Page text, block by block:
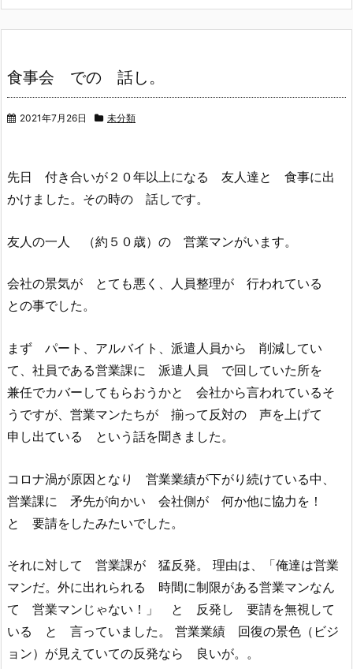
食事会 での 話し。
2021年7月26日 未分類
先日 付き合いが２０年以上になる 友人達と 食事に出
かけました。その時の 話しです。
友人の一人 （約５０歳）の 営業マンがいます。
会社の景気が とても悪く、人員整理が 行われている
との事でした。
まず パート、アルバイト、派遣人員から 削減してい
て、社員である営業課に 派遣人員 で回していた所を
兼任でカバーしてもらおうかと 会社から言われているそ
うですが、営業マンたちが 揃って反対の 声を上げて
申し出ている という話を聞きました。
コロナ渦が原因となり 営業業績が下がり続けている中、
営業課に 矛先が向かい 会社側が 何か他に協力を！
と 要請をしたみたいでした。
それに対して 営業課が 猛反発。 理由は、「俺達は営業
マンだ。外に出れられる 時間に制限がある営業マンなん
て 営業マンじゃない！」 と 反発し 要請を無視して
いる と 言っていました。 営業業績 回復の景色（ビジ
ョン）が見えていての反発なら 良いが。。